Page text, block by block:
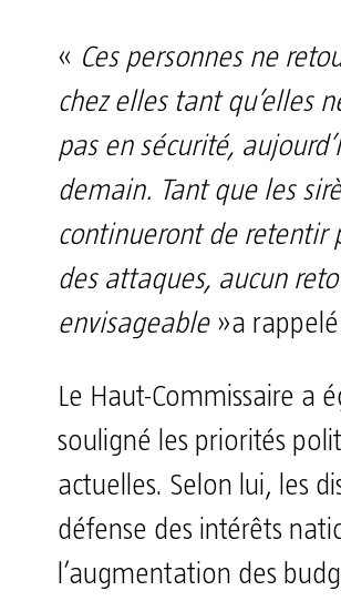
« Ces personnes ne
chez elles tant qu’elles
pas en sécurité,
demain. Tant que les
continueront de retentir
des attaques, aucun
envisageable »a
Le Haut-Commissaire a
souligné les priorités
actuelles. Selon lui, les
défense des intérêts
l’augmentation des